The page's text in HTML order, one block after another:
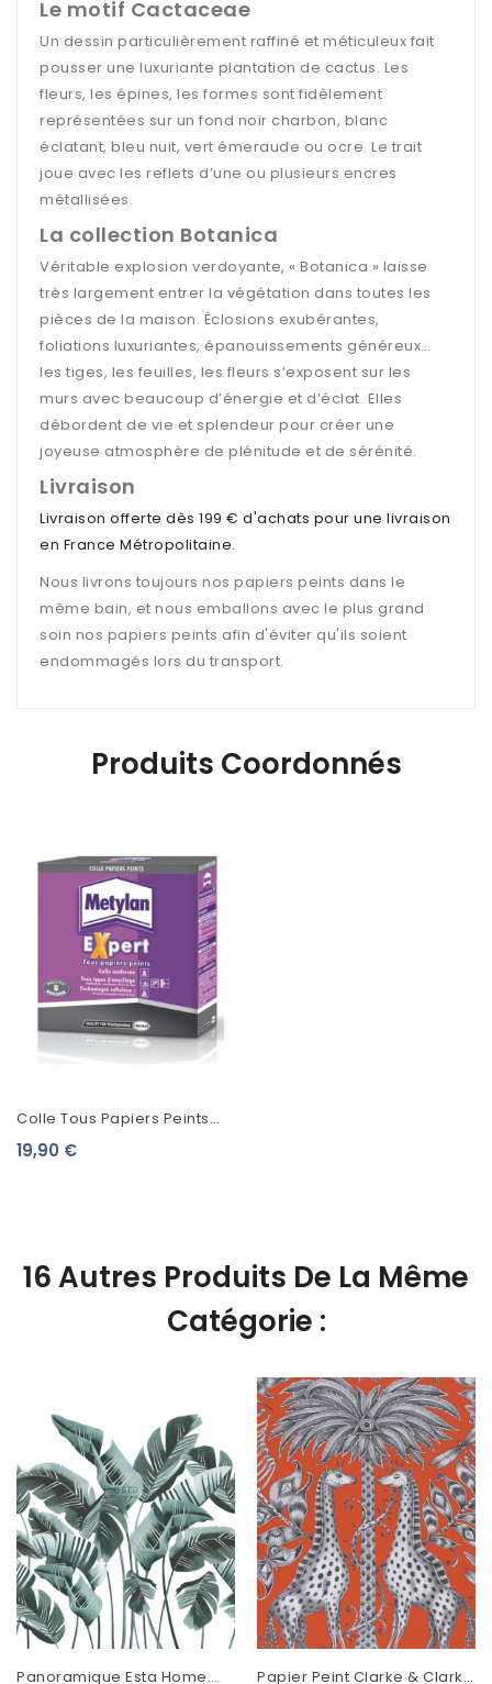
Le motif Cactaceae
Un dessin particulièrement raffiné et méticuleux fait
pousser une luxuriante plantation de cactus. Les
fleurs, les épines, les formes sont fidèlement
représentées sur un fond noir charbon, blanc
éclatant, bleu nuit, vert émeraude ou ocre. Le trait
joue avec les reflets d’une ou plusieurs encres
métallisées.
La collection Botanica
Véritable explosion verdoyante, « Botanica » laisse
très largement entrer la végétation dans toutes les
pièces de la maison. Éclosions exubérantes,
foliations luxuriantes, épanouissements généreux…
les tiges, les feuilles, les fleurs s’exposent sur les
murs avec beaucoup d’énergie et d’éclat. Elles
débordent de vie et splendeur pour créer une
joyeuse atmosphère de plénitude et de sérénité.
Livraison
Livraison offerte dès 199 € d'achats pour une livraison
en France Métropolitaine.
Nous livrons toujours nos papiers peints dans le
même bain, et nous emballons avec le plus grand
soin nos papiers peints afin d'éviter qu'ils soient
endommagés lors du transport.
Produits Coordonnés
Colle Tous Papiers Peints
Metylan Expert
19,90 €
16 Autres Produits De La Même
Catégorie :
Panoramique Esta Home
Papier Peint Clarke & Clarke